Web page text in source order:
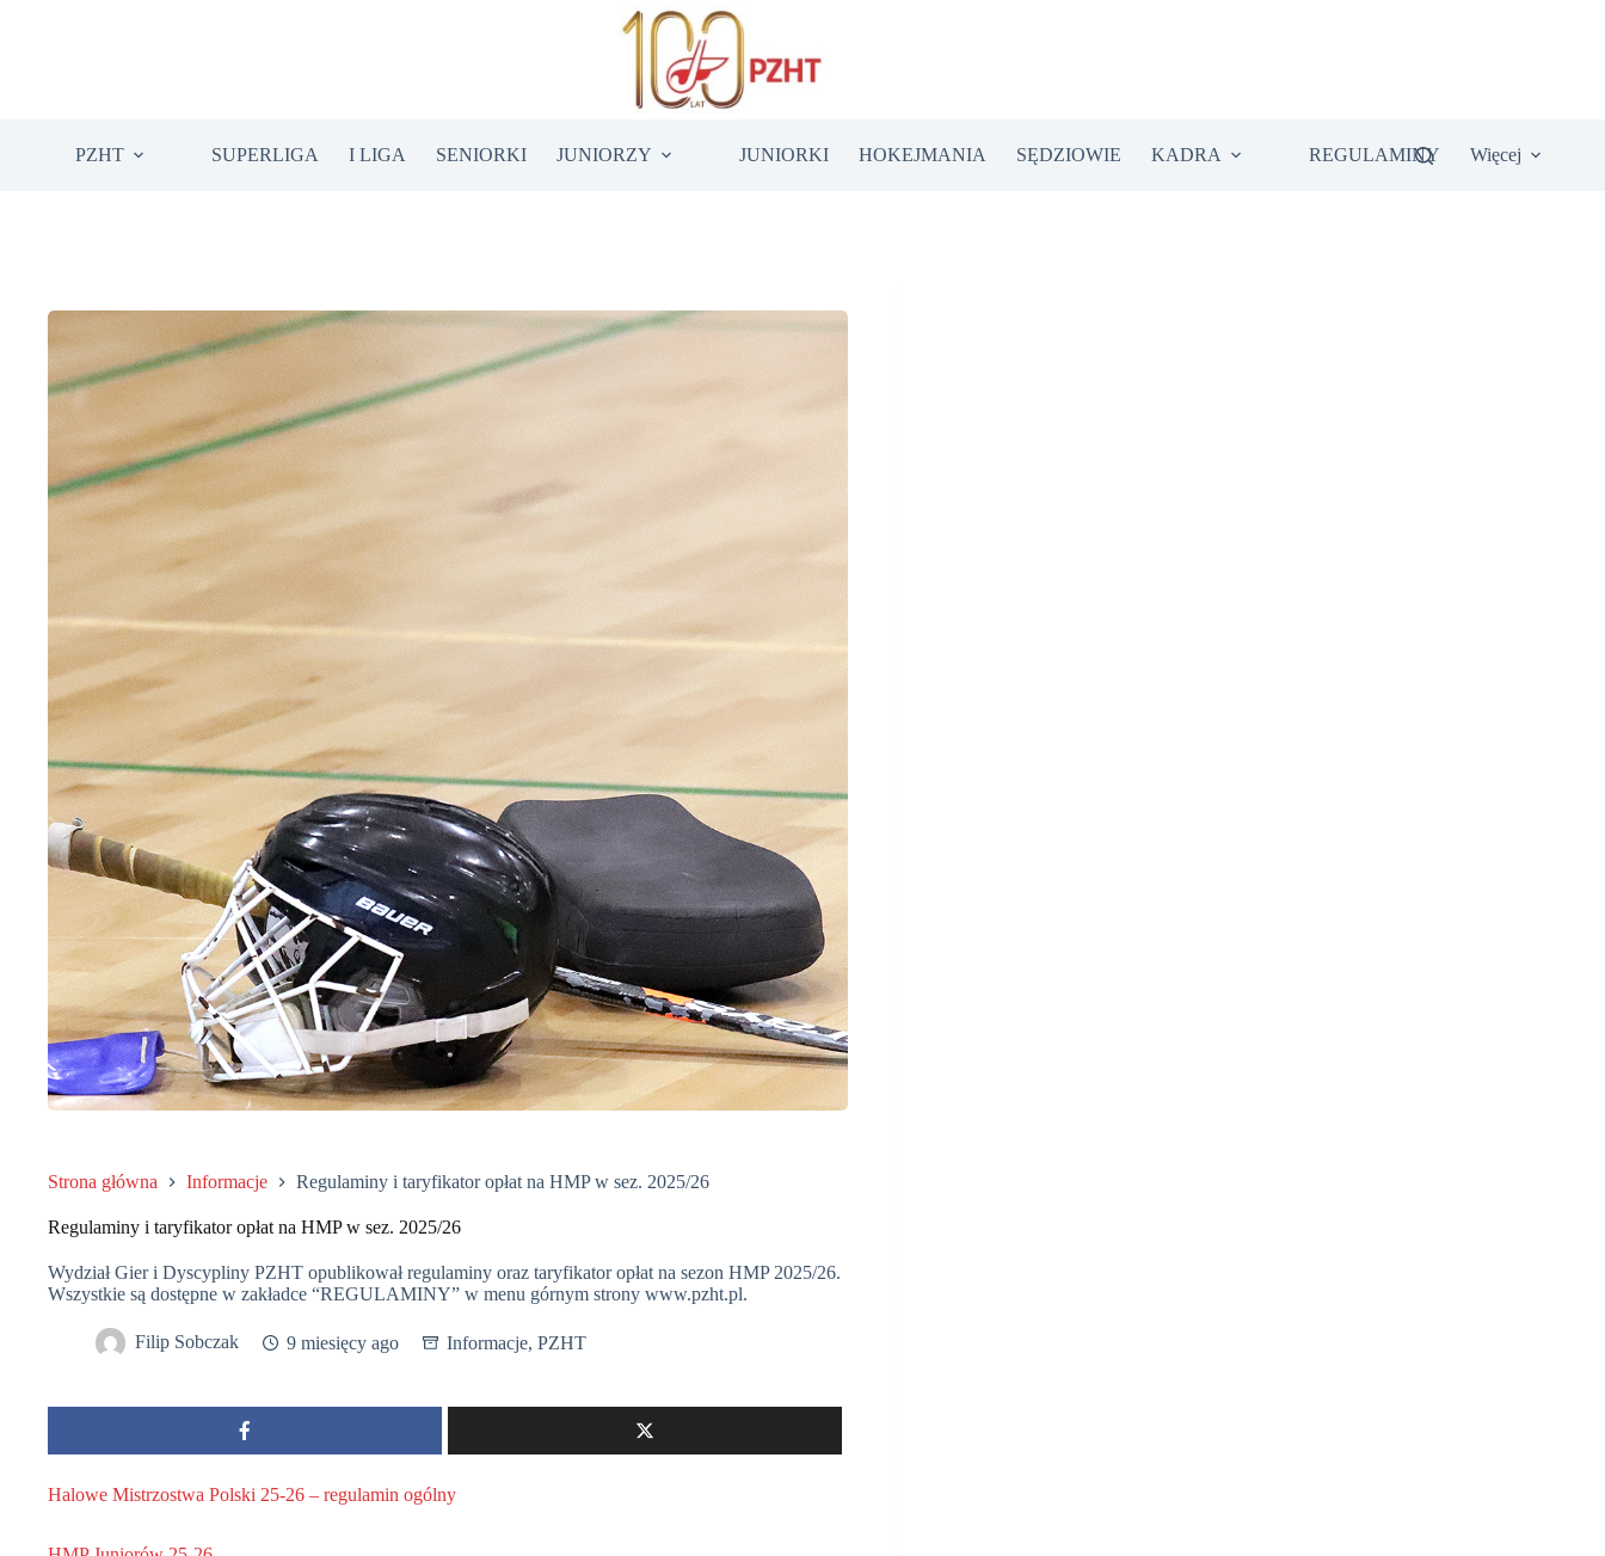
PZHT SUPERLIGA I LIGA SENIORKI JUNIORZY JUNIORKI HOKEJMANIA SĘDZIOWIE KADRA REGULAMINY Więcej
Strona główna Informacje Regulaminy i taryfikator opłat na HMP w sez. 2025/26
Regulaminy i taryfikator opłat na HMP w sez. 2025/26
Wydział Gier i Dyscypliny PZHT opublikował regulaminy oraz taryfikator opłat na sezon HMP 2025/26.
Wszystkie są dostępne w zakładce “REGULAMINY” w menu górnym strony www.pzht.pl.
Filip Sobczak 9 miesięcy ago Informacje, PZHT
Halowe Mistrzostwa Polski 25-26 – regulamin ogólny